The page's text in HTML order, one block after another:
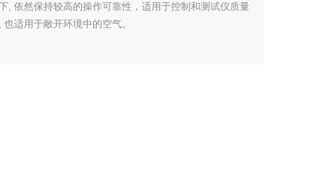
, 依然保持较高的操作可靠性，适用于控制和测试仪质量
适用于敞开环境中的空气。